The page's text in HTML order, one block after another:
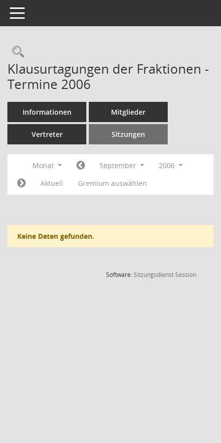
Toggle navigation
Rechercheauswahl
Klausurtagungen der Fraktionen -
Termine 2006
Informationen Mitglieder
Vertreter Sitzungen
Monat September
2006
Aktuell
Gremium auswählen
Keine Daten gefunden.
Software:SitzungsdienstSession(Wird in